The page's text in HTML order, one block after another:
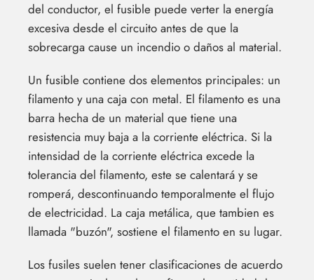
del conductor, el fusible puede verter la energía
excesiva desde el circuito antes de que la
sobrecarga cause un incendio o daños al material.
Un fusible contiene dos elementos principales: un
filamento y una caja con metal. El filamento es una
barra hecha de un material que tiene una
resistencia muy baja a la corriente eléctrica. Si la
intensidad de la corriente eléctrica excede la
tolerancia del filamento, este se calentará y se
romperá, descontinuando temporalmente el flujo
de electricidad. La caja metálica, que tambien es
llamada "buzón", sostiene el filamento en su lugar.
Los fusiles suelen tener clasificaciones de acuerdo